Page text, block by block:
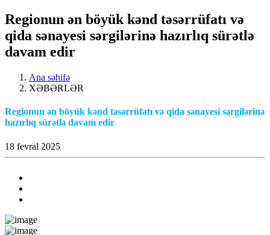
Regionun ən böyük kənd təsərrüfatı və
qida sənayesi sərgilərinə hazırlıq sürətlə
davam edir
Ana səhifə
XƏBƏRLƏR
Regionun ən böyük kənd təsərrüfatı və qida sənayesi sərgilərinə
hazırlıq sürətlə davam edir
18 fevral 2025